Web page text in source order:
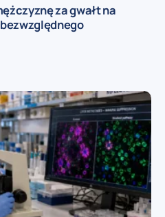
za gwałt na